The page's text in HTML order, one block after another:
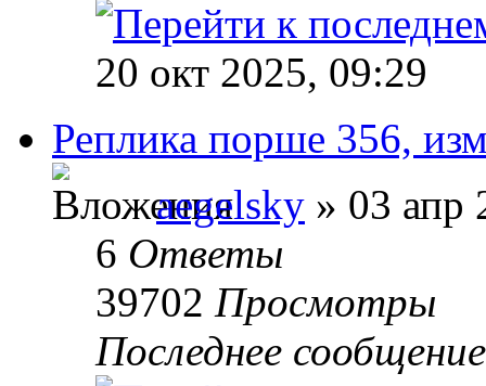
20 окт 2025, 09:29
Реплика порше 356,
aegelsky » 03 апр
6 Ответы
39702 Просмотры
Последнее